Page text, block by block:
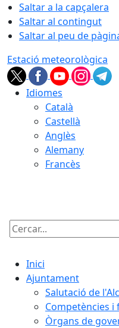
Saltar a la capçalera
Saltar al contingut
Saltar al peu de
Estació meteorològica
Idiomes
Català
Castellà
Anglès
Alemany
Francès
Cercar:
Inici
Ajuntament
Salutació de
Competències i
Òrgans de